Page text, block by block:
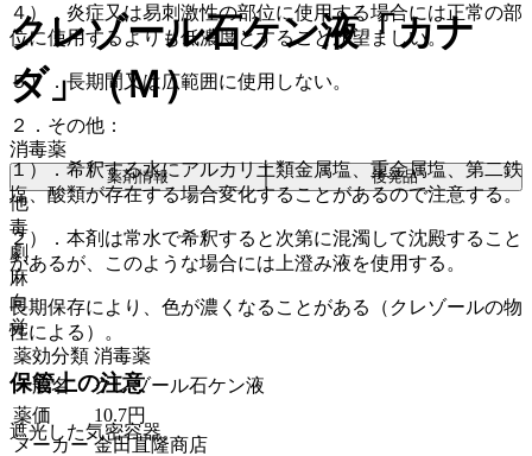
４）．炎症又は易刺激性の部位に使用する場合には正常の部
位に使用するよりも低濃度とすることが望ましい。
５）．長期間又は広範囲に使用しない。
２．その他：
１）．希釈する水にアルカリ土類金属塩、重金属塩、第二鉄
塩、酸類が存在する場合変化することがあるので注意する。
２）．本剤は常水で希釈すると次第に混濁して沈殿すること
があるが、このような場合には上澄み液を使用する。
長期保存により、色が濃くなることがある（クレゾールの物
性による）。
保管上の注意
遮光した気密容器。
クレゾール石ケン液「カナ
ダ」（Ｍ）
消毒薬
薬剤情報 後発品
他
毒
劇
麻
向
覚
薬効分類 消毒薬
一般名
クレゾール石ケン液
薬価
10.7円
メーカー 金田直隆商店